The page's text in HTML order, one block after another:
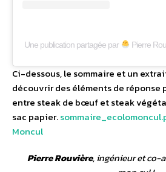
Une publication partagée par Pierre
Ci-dessous, le sommaire et un
découvrir des éléments de
entre steak de bœuf et steak
sac papier.
Moncul
Pierre Rouvière, ingénieur et co-